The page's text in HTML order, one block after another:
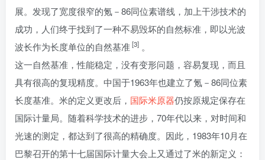
展。发现了宽度很窄的氪－86同位素谱线，加上干涉技术的
成功，人们终于找到了一种不易毁坏的自然标准，即以光波
波长作为长度单位的自然基准[3] 。
这一自然基准，性能稳定，没有变形问题，容易复现，而且
具有很高的复现精度。中国于1963年也建立了氪－86同位素
长度基准。米的定义更改后， 国际米原器仍按原规定保存在
国际计量局。随着科学技术的进步，70年代以来，对时间和
光速的测定，都达到了很高的精确度。因此，1983年10月在
巴黎召开的第十七届国际计量大会上又通过了米的新定义：